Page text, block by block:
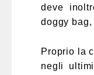
deve
doggy
Proprio la
negli